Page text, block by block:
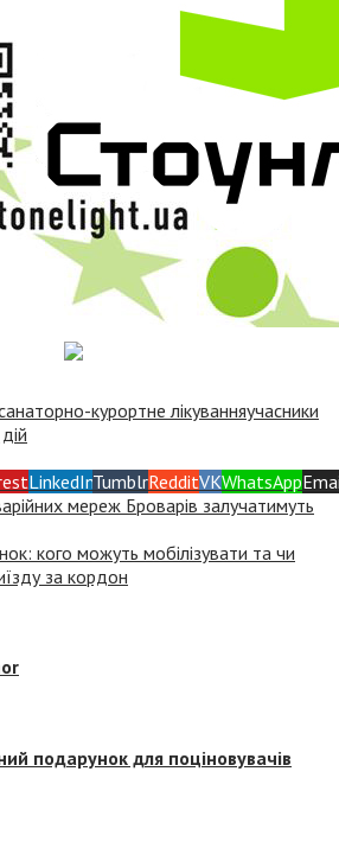
курортне лікуванняучасники
LinkedInTumblrRedditVKWhatsApp
мереж Броварів залучатимуть
кого можуть мобілізувати та чи
за кордон
подарунок для поціновувачів